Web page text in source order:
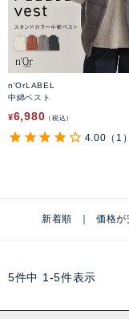
n'OrLABEL
中綿ベスト
¥6,980 税込
4.00 （1）
新着順 価格が
5件中 1 -5件表示